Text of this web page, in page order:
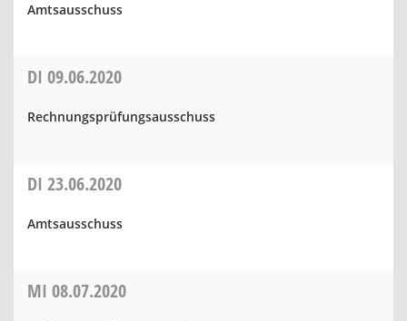
Amtsausschuss
DI 09.06.2020
Rechnungsprüfungsausschuss
DI 23.06.2020
Amtsausschuss
MI 08.07.2020